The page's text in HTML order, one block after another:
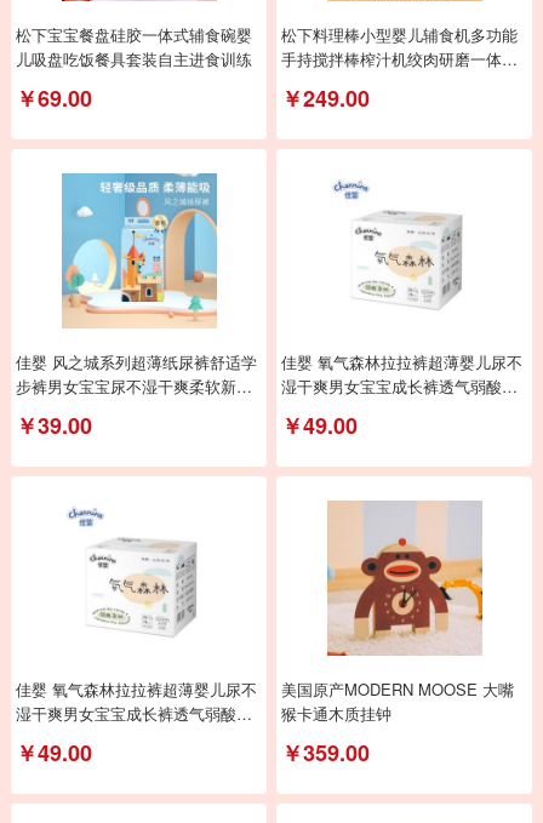
松下宝宝餐盘硅胶一体式辅食碗婴
儿吸盘吃饭餐具套装自主进食训练
￥69.00
松下料理棒小型婴儿辅食机多功能
手持搅拌棒榨汁机绞肉研磨一体机
￥249.00
佳婴 风之城系列超薄纸尿裤舒适学
步裤男女宝宝尿不湿干爽柔软新生
￥39.00
佳婴 氧气森林拉拉裤超薄婴儿尿不
湿干爽男女宝宝成长裤透气弱酸亲
￥49.00
佳婴 氧气森林拉拉裤超薄婴儿尿不
湿干爽男女宝宝成长裤透气弱酸亲
￥49.00
美国原产MODERN MOOSE 大嘴
猴卡通木质挂钟
￥359.00